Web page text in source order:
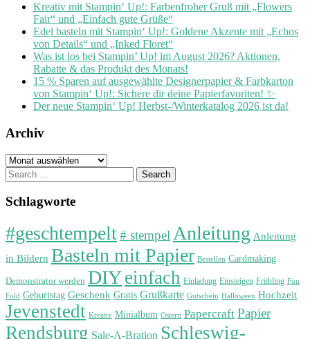
Kreativ mit Stampin‘ Up!: Farbenfroher Gruß mit „Flowers
Fair“ und „Einfach gute Grüße“
Edel basteln mit Stampin‘ Up!: Goldene Akzente mit „Echos
von Details“ und „Inked Floret“
Was ist los bei Stampin’ Up! im August 2026? Aktionen,
Rabatte & das Produkt des Monats!
15 % Sparen auf ausgewählte Designerpapier & Farbkarton
von Stampin‘ Up!: Sichere dir deine Papierfavoriten! ✨
Der neue Stampin‘ Up! Herbst-/Winterkatalog 2026 ist da!
Archiv
Archiv
Search
for:
Schlagworte
#geschtempelt# stempel Anleitung Anleitung
in Bildern Basteln mit Papier Bestellen Cardmaking
Demonstrator werden DIYeinfach Einladung Einsteigen Frühling Fun
Fold Geburtstag Geschenk Gratis Grußkarte Gutschein Halloween Hochzeit
Jevenstedt Kreativ Minialbum Ostern Papercraft Papier
Rendsburg Sale-A-Bration Schleswig-